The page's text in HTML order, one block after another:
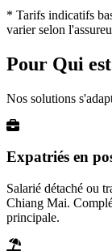
* Tarifs indicatifs
varier selon
Pour Qui
Nos solutions
Expatriés en
Salarié détaché ou
Chiang Mai.
principale.